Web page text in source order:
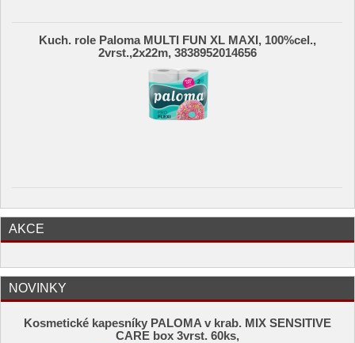
Kuch. role Paloma MULTI FUN XL MAXI, 100%cel.,
2vrst.,2x22m, 3838952014656
AKCE
NOVINKY
Kosmetické kapesníky PALOMA v krab. MIX SENSITIVE
CARE box 3vrst. 60ks,